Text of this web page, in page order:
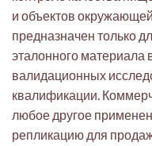
и объектов
предназначен только
эталонного материала
валидационных
квалификации.
любое другое
репликацию для